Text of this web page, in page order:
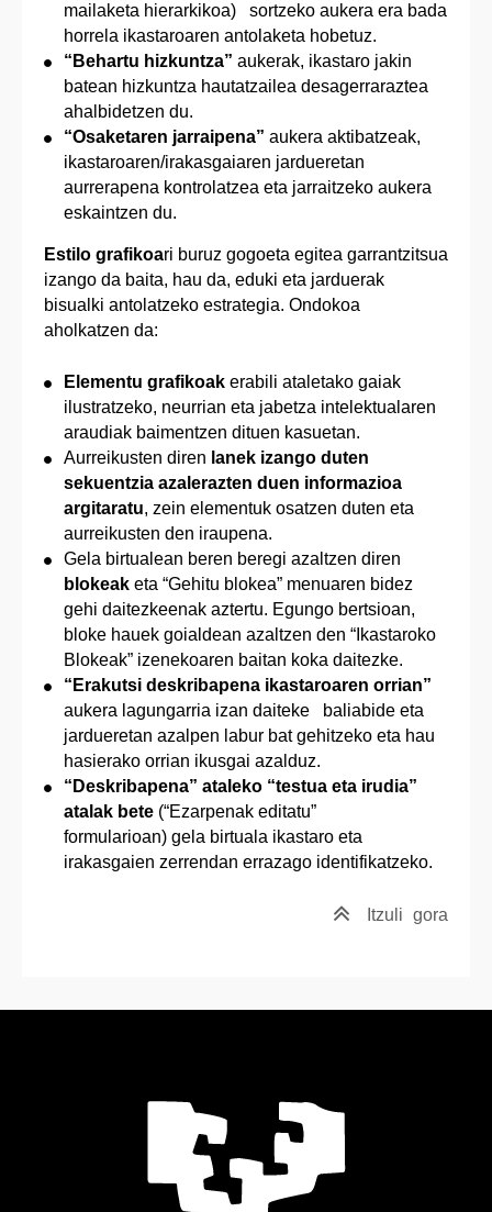
mailaketa hierarkikoa) sortzeko aukera era bada
horrela ikastaroaren antolaketa hobetuz.
“Behartu hizkuntza” aukerak, ikastaro jakin
batean hizkuntza hautatzailea desagerraraztea
ahalbidetzen du.
“Osaketaren jarraipena” aukera aktibatzeak,
ikastaroaren/irakasgaiaren jardueretan
aurrerapena kontrolatzea eta jarraitzeko aukera
eskaintzen du.
Estilo grafikoari buruz gogoeta egitea garrantzitsua
izango da baita, hau da, eduki eta jarduerak
bisualki antolatzeko estrategia. Ondokoa
aholkatzen da:
Elementu grafikoak erabili ataletako gaiak
ilustratzeko, neurrian eta jabetza intelektualaren
araudiak baimentzen dituen kasuetan.
Aurreikusten diren lanek izango duten
sekuentzia azalerazten duen informazioa
argitaratu, zein elementuk osatzen duten eta
aurreikusten den iraupena.
Gela birtualean beren beregi azaltzen diren
blokeak eta “Gehitu blokea” menuaren bidez
gehi daitezkeenak aztertu. Egungo bertsioan,
bloke hauek goialdean azaltzen den “Ikastaroko
Blokeak” izenekoaren baitan koka daitezke.
“Erakutsi deskribapena ikastaroaren orrian”
aukera lagungarria izan daiteke baliabide eta
jardueretan azalpen labur bat gehitzeko eta hau
hasierako orrian ikusgai azalduz.
“Deskribapena” ataleko “testua eta irudia”
atalak bete (“Ezarpenak editatu”
formularioan) gela birtuala ikastaro eta
irakasgaien zerrendan errazago identifikatzeko.
Itzuli gora